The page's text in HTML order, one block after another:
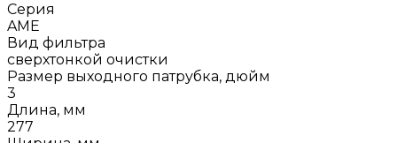
Серия
AME
Вид фильтра
сверхтонкой очистки
Размер выходного патрубка, дюйм
3
Длина, мм
277